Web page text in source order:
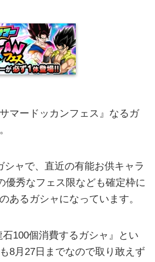
マードッカンフェス』なるガ
シャで、直近の有能お供キャラ
優秀なフェス限なども確定枠に
あるガシャになっています。
100個消費するガシャ』とい
8月27日までなので取り敢えず